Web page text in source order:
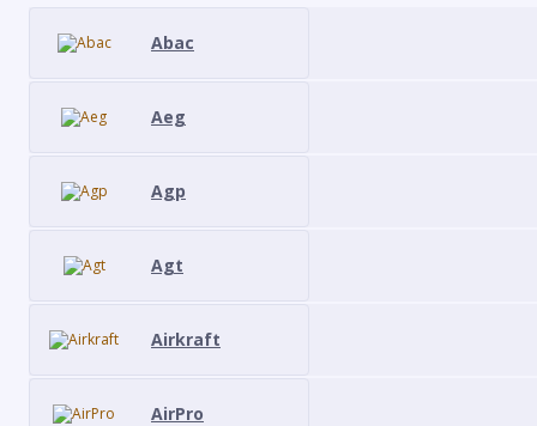
Abac
Aeg
Agp
Agt
Airkraft
AirPro